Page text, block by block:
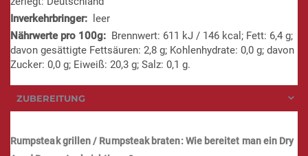
leer
Brennwert: 611 kJ / 146 kcal; Fett: 6,4 g;
davon gesättigte Fettsäuren: 2,8 g; Kohlenhydrate: 0,0 g; davon
Zucker: 0,0 g; Eiweiß: 20,3 g; Salz: 0,1 g.
ZUBEREITUNG
Rumpsteak grillen / Rumpsteak braten: Wie bereitet man ein Dry